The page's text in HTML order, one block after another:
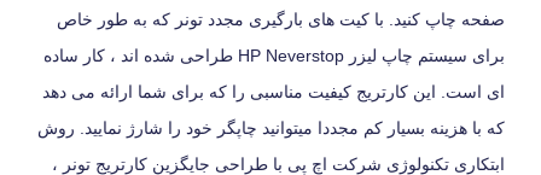
صفحه چاپ کنید. با کیت های بارگیری مجدد تونر که به طور خاص
برای سیستم چاپ لیزر HP Neverstop طراحی شده اند ، کار ساده
ای است. این کارتریج کیفیت مناسبی را که برای شما ارائه می دهد
که با هزینه بسیار کم مجددا میتوانید چاپگر خود را شارژ نمایید. روش
ابتکاری تکنولوژی شرکت اچ پی با طراحی جایگزین کارتریج تونر ،